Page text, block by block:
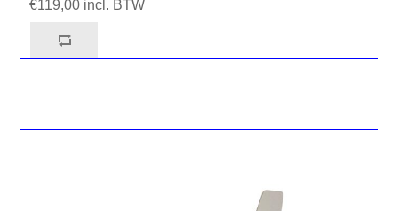
€119,00 incl. BTW